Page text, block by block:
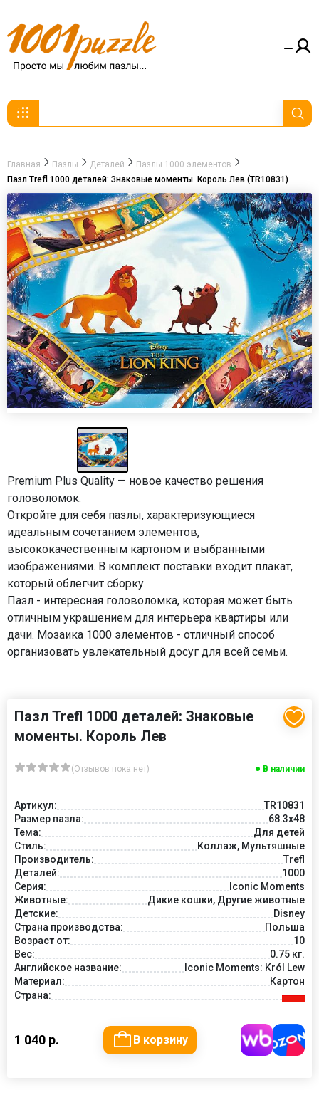
Главная Пазлы Деталей
Пазлы 1000 элементов
Пазл Trefl 1000 деталей: Знаковые моменты. Король Лев (TR10831)
Premium Plus Quality — новое качество решения
головоломок.
Откройте для себя пазлы, характеризующиеся
идеальным сочетанием элементов,
высококачественным картоном и выбранными
изображениями. В комплект поставки входит плакат,
который облегчит сборку.
Пазл - интересная головоломка, которая может быть
отличным украшением для интерьера квартиры или
дачи. Мозаика 1000 элементов - отличный способ
организовать увлекательный досуг для всей семьи.
Пазл Trefl 1000 деталей: Знаковые
моменты. Король Лев
(Отзывов пока нет) В наличии
Артикул:
TR10831
Размер пазла:
68.3x48
Тема:
Для детей
Стиль:
Коллаж, Мультяшные
Производитель:
Trefl
Деталей:
1000
Серия:
Iconic Moments
Животные:
Дикие кошки, Другие животные
Детские:
Disney
Страна производства:
Польша
Возраст от:
10
Вес:
0.75 кг.
Английское название:
Iconic Moments: Król Lew
Материал:
Картон
Страна:
1 040 р. В корзину